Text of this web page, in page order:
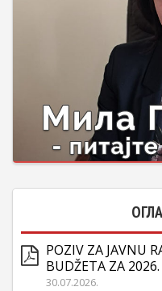
POZIV ZA JAVNU
BUDŽETA ZA
30.07.2026.